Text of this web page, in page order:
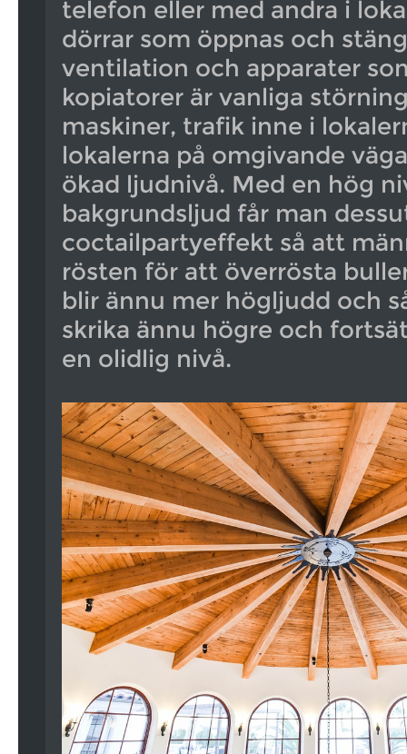
telefon eller med andra i
dörrar som öppnas och
ventilation och apparater
kopiatorer är vanliga
maskiner, trafik inne i
lokalerna på omgivande
ökad ljudnivå. Med en hög
bakgrundsljud får man
coctailpartyeffekt så att
rösten för att överrösta
blir ännu mer högljudd och
skrika ännu högre och
en olidlig nivå.